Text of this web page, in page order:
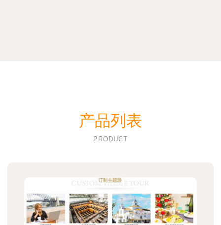
产品列表
PRODUCT